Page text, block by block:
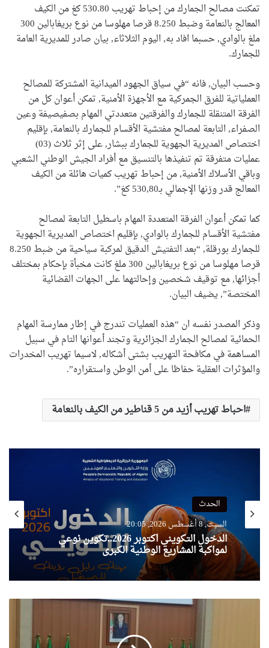
تمكنت مصالح الجمارك من إحباط تهريب 530.80 كغ من الكيف
المعالج بالنعامة وضبط 8.250 قرصا مهلوسا من نوع بريغابالين 300
ملغ بالوادي, حسبما افاد به, اليوم الثلاثاء, بيان صادر للمديرية العامة
للجمارك.
وحسب البيان, فانه “في سياق الجهود الميدانية المشتركة للمصالح
العملياتية للفرق الجمركية مع الأجهزة الأمنية, تمكن أعوان كل من
الفرقة المتنقلة للجمارك والفرقتين متعددتي المهام بصفيصيفة وعين
الصفراء, التابعة لمصالح مفتشية الأقسام للجمارك بالنعامة, بإقليم
اختصاص المديرية الجهوية للجمارك ببشار, على إثر ثلاث (03)
عمليات متفرقة تم تنفيذها بالتنسيق مع أفراد الجيش الوطني الشعبي
وباقي الأسلاك الأمنية, من إحباط تهريب كميات هائلة من الكيف
المعالج قدر وزنها الإجمالي بـ530,80 كغ”.
كما تمكن أعوان الفرقة المتعددة المهام باسطيل التابعة لمصالح
مفتشية الأقسام للجمارك بالوادي, بإقليم اختصاص المديرية الجهوية
للجمارك بورقلة, “بعد التفتيش الدقيق لمركبة سياحية من ضبط 8.250
قرصا مهلوسا من نوع بريغابالين 300 ملغ كانت مخبأة بإحكام بمختلف
أجزائها, مع توقيف شخصين وإحالتهما على الجهات القضائية
المختصة”, يضيف البيان.
وذكر المصدر نفسه ان “هذه العمليات تندرج في إطار ممارسة المهام
الحمائية لمصالح الجمارك الجزائرية وتجند أعوانها التام في سبيل
المساهمة في مكافحة التهريب بشتى أشكاله, لاسيما تهريب المخدرات
والمؤثرات العقلية حفاظا على أمن الوطن واستقراره”.
احباط تهريب أزيد من 5 قناطير من الكيف بالنعامة
الحدث
السبت, 8 أغسطس 2026, 20:05
الدخول التكويني أكتوبر 2026..تكوين نوعي
لمواكبة المشاريع الوطنية الكبرى
ا